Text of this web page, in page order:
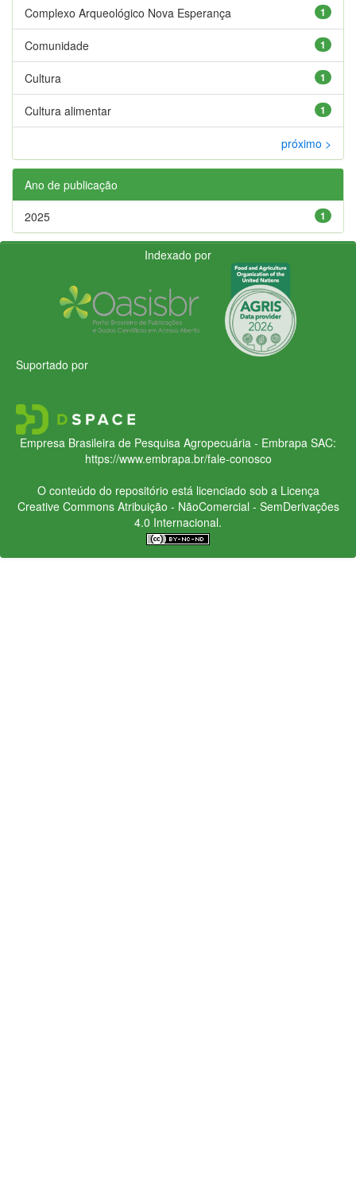
1
Complexo Arqueológico Nova Esperança
1
Comunidade
1
Cultura
1
Cultura alimentar
próximo >
Ano de publicação
1
2025
Indexado por
Suportado por
Empresa Brasileira de Pesquisa Agropecuária - Embrapa SAC:
https://www.embrapa.br/fale-conosco
O conteúdo do repositório está licenciado sob a Licença
Creative CommonsAtribuição - NãoComercial - SemDerivações
4.0 Internacional.